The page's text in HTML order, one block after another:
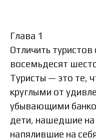
Глава 1
Отличить
восемьдесят
Туристы — это те,
круглыми от
убывающими
дети, нашедшие
напялившие на